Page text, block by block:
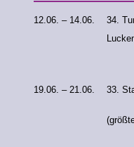
12.06. – 14.06.
34.
19.06. – 21.06. 33.